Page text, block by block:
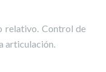
relativo. Control de
articulación.